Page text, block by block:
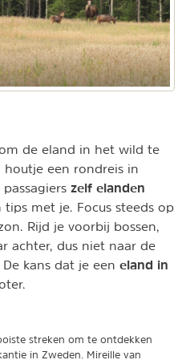
de eland in het wild te
houtje een rondreis in
zelf elanden
tips met je. Focus steeds op
Rijd je voorbij bossen,
achter, dus niet naar de
kans dat je een eland in
streken om te ontdekken
in Zweden. Mireille van